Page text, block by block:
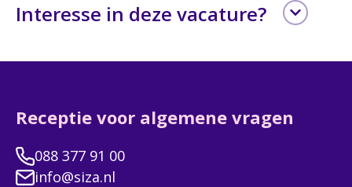
Interesse in deze vacature?
this
Achternaam
Receptie voor algemene vragen
088 377 91 00
info@siza.nl